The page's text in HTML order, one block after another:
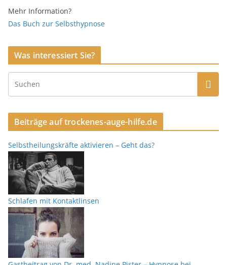
Mehr Information?
Das Buch zur Selbsthypnose
Was interessiert Sie?
Beiträge auf trockenes-auge-hilfe.de
Selbstheilungskräfte aktivieren – Geht das?
Schlafen mit Kontaktlinsen